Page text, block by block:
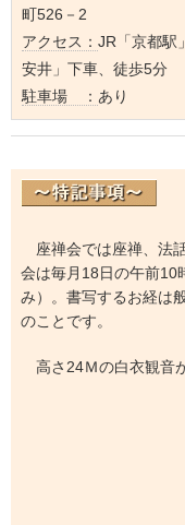
町526－2
アクセス： JR「京都駅
安井」下車、徒歩5分
駐車場 ： あり
座禅会では座禅、法
会は毎月18日の午前10
み）。書写するお経は
のことです。
高さ24Ｍの白衣観音